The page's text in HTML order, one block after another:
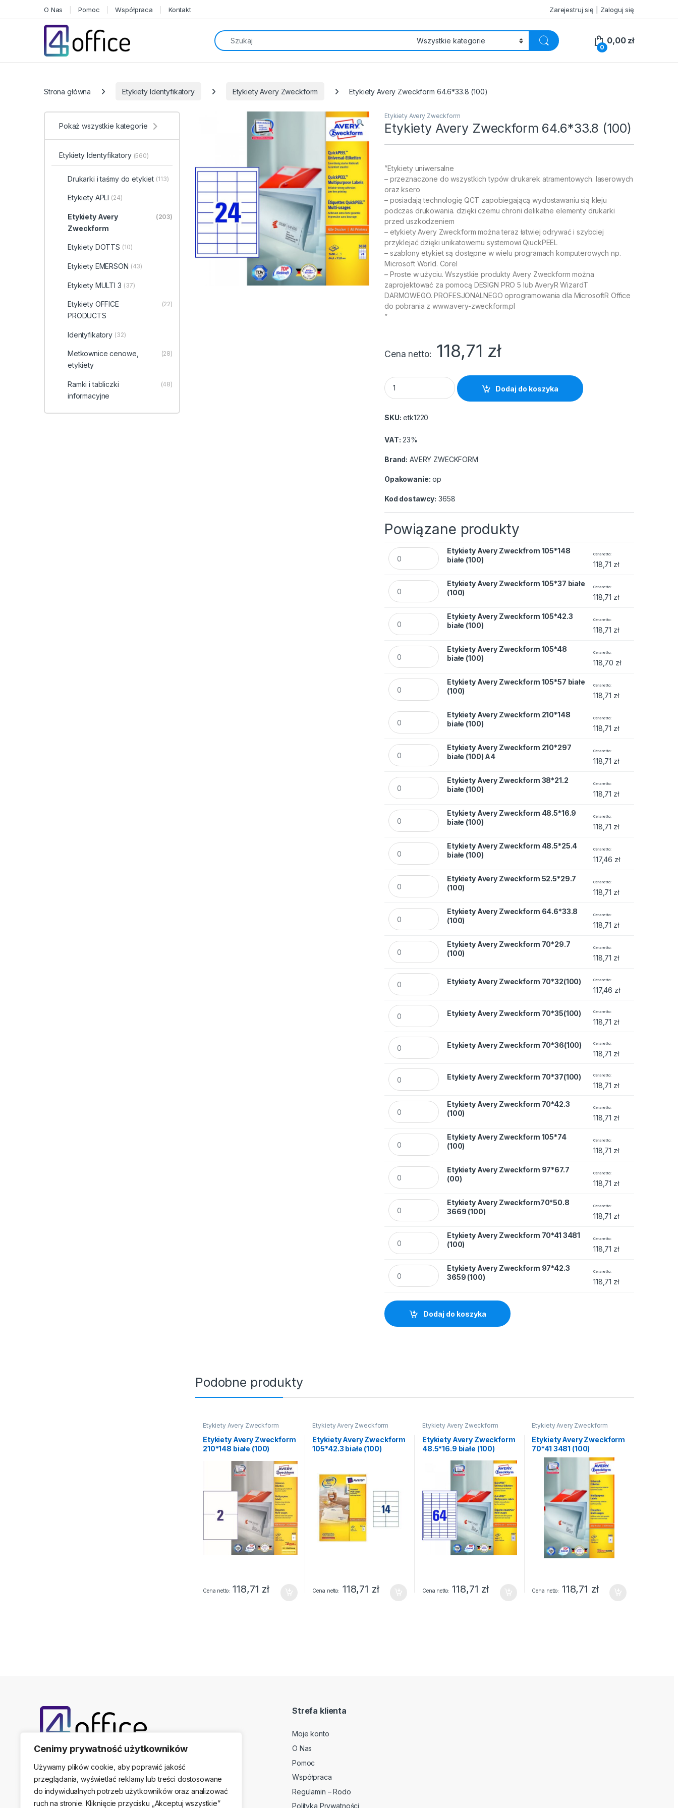
Cenimy prywatność użytkowników
Używamy plików cookie, aby poprawić jakość
przeglądania, wyświetlać reklamy lub treści dostosowane
do indywidualnych potrzeb użytkowników oraz analizować
ruch na stronie. Kliknięcie przycisku „Akceptuj wszystkie”
O Nas Pomoc Współpraca Kontakt Zarejestruj się | Zaloguj się
Search for:
0
0,00 zł
Strona główna Etykiety Identyfikatory Etykiety Avery Zweckform Etykiety Avery Zweckform 64.6*33.8 (100)
Etykiety Avery Zweckform
Etykiety Avery Zweckform 64.6*33.8 (100)
”Etykiety uniwersalne
– przeznaczone do wszystkich typów drukarek atramentowych. laserowych
oraz ksero
– posiadają technologię QCT zapobiegającą wydostawaniu sią kleju
podczas drukowania. dzięki czemu chroni delikatne elementy drukarki
przed uszkodzeniem
– etykiety Avery Zweckform można teraz łatwiej odrywać i szybciej
przyklejać dzięki unikatowemu systemowi QiuckPEEL
– szablony etykiet są dostępne w wielu programach komputerowych np.
Microsoft World. Corel
– Proste w użyciu. Wszystkie produkty Avery Zweckform można
zaprojektować za pomocą DESIGN PRO 5 lub AveryR WizardT
DARMOWEGO. PROFESJONALNEGO oprogramowania dla MicrosoftR Office
do pobrania z www.avery-zweckform.pl
”
Cena netto 118,71 zł
Etykiety Avery Zweckform 64.6*33.8 (100) quantity
Dodaj do koszyka
SKU: etk1220
VAT: 23%
Brand: AVERY ZWECKFORM
Opakowanie: op
Kod dostawcy: 3658
Powiązane produkty
Etykiety Avery Zweckfrom 105*148 białe (100) quantity
Etykiety Avery Zweckfrom 105*148
białe (100)
Cena netto
118,71 zł
Etykiety Avery Zweckform 105*37 białe (100) quantity
Etykiety Avery Zweckform 105*37 białe
(100)
Cena netto
118,71 zł
Etykiety Avery Zweckform 105*42.3 białe (100) quantity
Etykiety Avery Zweckform 105*42.3
białe (100)
Cena netto
118,71 zł
Etykiety Avery Zweckform 105*48 białe (100) quantity
Etykiety Avery Zweckform 105*48
białe (100)
Cena netto
118,70 zł
Etykiety Avery Zweckform 105*57 białe (100) quantity
Etykiety Avery Zweckform 105*57 białe
(100)
Cena netto
118,71 zł
Etykiety Avery Zweckform 210*148 białe (100) quantity
Etykiety Avery Zweckform 210*148
białe (100)
Cena netto
118,71 zł
Etykiety Avery Zweckform 210*297 białe (100) A4 quantity
Etykiety Avery Zweckform 210*297
białe (100) A4
Cena netto
118,71 zł
Etykiety Avery Zweckform 38*21.2 białe (100) quantity
Etykiety Avery Zweckform 38*21.2
białe (100)
Cena netto
118,71 zł
Etykiety Avery Zweckform 48.5*16.9 białe (100) quantity
Etykiety Avery Zweckform 48.5*16.9
białe (100)
Cena netto
118,71 zł
Etykiety Avery Zweckform 48.5*25.4 białe (100) quantity
Etykiety Avery Zweckform 48.5*25.4
białe (100)
Cena netto
117,46 zł
Etykiety Avery Zweckform 52.5*29.7 (100) quantity
Etykiety Avery Zweckform 52.5*29.7
(100)
Cena netto
118,71 zł
Etykiety Avery Zweckform 64.6*33.8 (100) quantity
Etykiety Avery Zweckform 64.6*33.8
(100)
Cena netto
118,71 zł
Etykiety Avery Zweckform 70*29.7 (100) quantity
Etykiety Avery Zweckform 70*29.7
(100)
Cena netto
118,71 zł
Etykiety Avery Zweckform 70*32(100) quantity
Etykiety Avery Zweckform 70*32(100) Cena netto
117,46 zł
Etykiety Avery Zweckform 70*35(100) quantity
Etykiety Avery Zweckform 70*35(100) Cena netto
118,71 zł
Etykiety Avery Zweckform 70*36(100) quantity
Etykiety Avery Zweckform 70*36(100) Cena netto
118,71 zł
Etykiety Avery Zweckform 70*37(100) quantity
Etykiety Avery Zweckform 70*37(100) Cena netto
118,71 zł
Etykiety Avery Zweckform 70*42.3 (100) quantity
Etykiety Avery Zweckform 70*42.3
(100)
Cena netto
118,71 zł
Etykiety Avery Zweckform 105*74 (100) quantity
Etykiety Avery Zweckform 105*74
(100)
Cena netto
118,71 zł
Etykiety Avery Zweckform 97*67.7 (00) quantity
Etykiety Avery Zweckform 97*67.7
(00)
Cena netto
118,71 zł
Etykiety Avery Zweckform70*50.8 3669 (100) quantity
Etykiety Avery Zweckform70*50.8
3669 (100)
Cena netto
118,71 zł
Etykiety Avery Zweckform 70*41 3481 (100) quantity
Etykiety Avery Zweckform 70*41 3481
(100)
Cena netto
118,71 zł
Etykiety Avery Zweckform 97*42.3 3659 (100) quantity
Etykiety Avery Zweckform 97*42.3
3659 (100)
Cena netto
118,71 zł
Dodaj do koszyka
Podobne produkty
Etykiety Avery Zweckform
Etykiety Avery Zweckform
210*148 białe (100)
Cena netto 118,71 zł
Etykiety Avery Zweckform
Etykiety Avery Zweckform
105*42.3 białe (100)
Cena netto 118,71 zł
Etykiety Avery Zweckform
Etykiety Avery Zweckform
48.5*16.9 białe (100)
Cena netto 118,71 zł
Etykiety Avery Zweckform
Etykiety Avery Zweckform
70*41 3481 (100)
Cena netto 118,71 zł
Pokaż wszystkie kategorie
Etykiety Identyfikatory (560)
Drukarki i taśmy do etykiet (113)
Etykiety APLI (24)
Etykiety Avery
Zweckform
(203)
Etykiety DOTTS (10)
Etykiety EMERSON (43)
Etykiety MULTI 3 (37)
Etykiety OFFICE
PRODUCTS
(22)
Identyfikatory (32)
Metkownice cenowe,
etykiety
(28)
Ramki i tabliczki
informacyjne
(48)
Telefon kontaktowy
(22) 761-17-50, 509 474 442
Adres stacjonarny
Strefa klienta
Moje konto
O Nas
Pomoc
Współpraca
Regulamin – Rodo
Polityka Prywatności